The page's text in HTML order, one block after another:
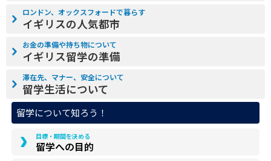
ロンドン、オックスフォードで暮らす
イギリスの人気都市
お金の準備や持ち物について
イギリス留学の準備
滞在先、マナー、安全について
留学生活について
留学について知ろう！
目標・期間を決める
留学への目的